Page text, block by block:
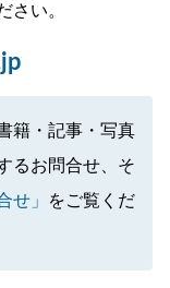
さい。
籍・記事・写真
るお問合せ、そ
せ」
をご覧くだ